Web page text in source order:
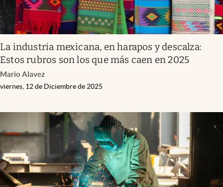
La industria mexicana, en harapos y descalza:
Estos rubros son los que más caen en 2025
Mario Alavez
viernes, 12 de Diciembre de 2025